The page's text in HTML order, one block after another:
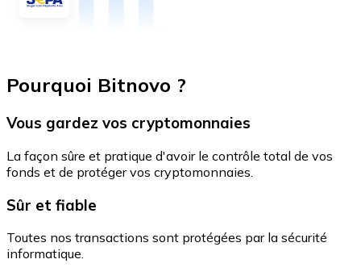
Pourquoi Bitnovo ?
Vous gardez vos cryptomonnaies
La façon sûre et pratique d'avoir le contrôle total de vos
fonds et de protéger vos cryptomonnaies.
Sûr et fiable
Toutes nos transactions sont protégées par la sécurité
informatique.